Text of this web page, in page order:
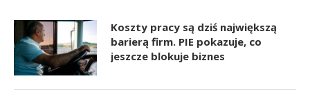
Koszty pracy są dziś największą
barierą firm. PIE pokazuje, co
jeszcze blokuje biznes